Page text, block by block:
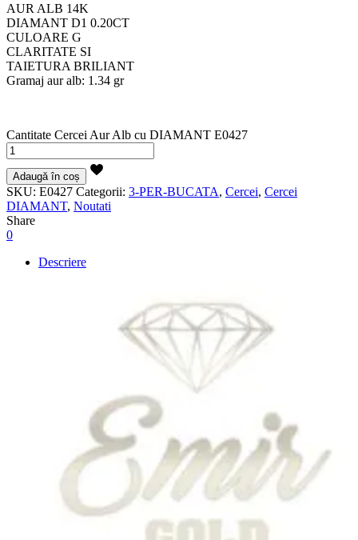
AUR ALB 14K
DIAMANT D1 0.20CT
CULOARE G
CLARITATE SI
TAIETURA BRILIANT
Gramaj aur alb: 1.34 gr
Cantitate Cercei Aur Alb cu DIAMANT E0427
Adaugă în coș
SKU: E0427 Categorii: 3-PER-BUCATA, Cercei, Cercei
DIAMANT, Noutati
Share
0
Descriere